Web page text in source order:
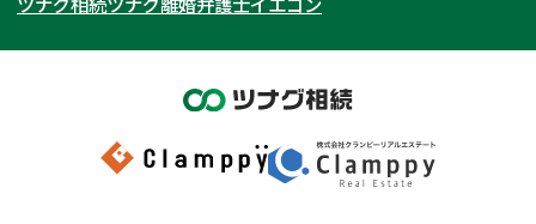
福島県
茨城県 群馬県
岐阜県 山梨県
大阪府 京都府
奈良県
和歌山県
北陸・甲信越
石川県
富山県
岡山県
九州・沖縄
家族信託
成年後見・任意後見
相続財産調査
不動産評価(相続不動産)
相続トラブル